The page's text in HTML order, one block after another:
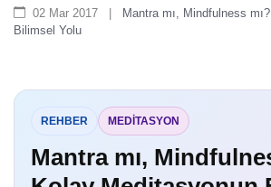
02 Mar 2017
Mantra mı, Mindfulness
Bilimsel Yolu
REHBER MEDITASYON
Mantra mı,